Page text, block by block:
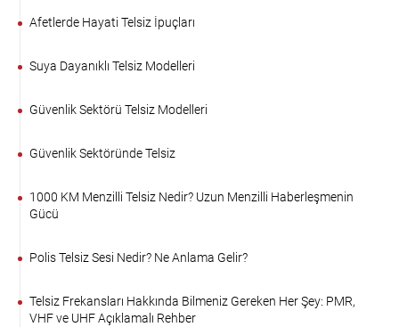
Afetlerde Hayati Telsiz İpuçları
Suya Dayanıklı Telsiz Modelleri
Güvenlik Sektörü Telsiz Modelleri
Güvenlik Sektöründe Telsiz
1000 KM Menzilli Telsiz Nedir? Uzun Menzilli Haberleşmenin
Gücü
Polis Telsiz Sesi Nedir? Ne Anlama Gelir?
Telsiz Frekansları Hakkında Bilmeniz Gereken Her Şey: PMR,
VHF ve UHF Açıklamalı Rehber